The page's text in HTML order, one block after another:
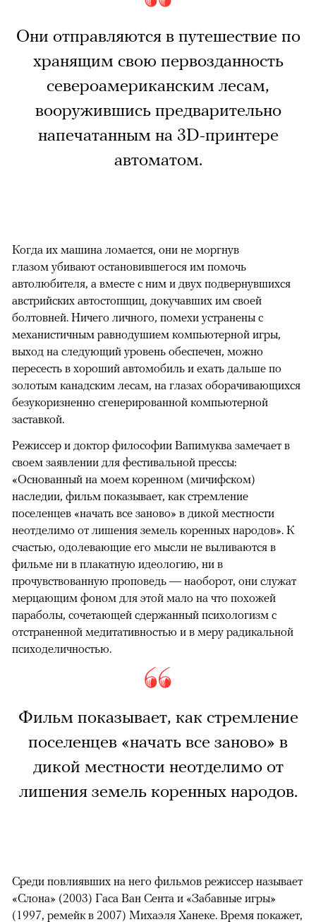
Они отправляются в путешествие по
хранящим свою первозданность
североамериканским лесам,
вооружившись предварительно
напечатанным на 3D-принтере
автоматом.
Когда их машина ломается, они не моргнув
глазом убивают остановившегося им помочь
автолюбителя, а вместе с ним и двух подвернувшихся
австрийских автостопщиц, докучавших им своей
болтовней. Ничего личного, помехи устранены с
механистичным равнодушием компьютерной игры,
выход на следующий уровень обеспечен, можно
пересесть в хороший автомобиль и ехать дальше по
золотым канадским лесам, на глазах оборачивающихся
безукоризненно сгенерированной компьютерной
заставкой.
Режиссер и доктор философии Вапимуква замечает в
своем заявлении для фестивальной прессы:
«Основанный на моем коренном (мичифском)
наследии, фильм показывает, как стремление
поселенцев «начать все заново» в дикой местности
неотделимо от лишения земель коренных народов». К
счастью, одолевающие его мысли не выливаются в
фильме ни в плакатную идеологию, ни в
прочувствованную проповедь — наоборот, они служат
мерцающим фоном для этой мало на что похожей
параболы, сочетающей сдержанный психологизм с
отстраненной медитативностью и в меру радикальной
психоделичностью.
Фильм показывает, как стремление
поселенцев «начать все заново» в
дикой местности неотделимо от
лишения земель коренных народов.
Среди повлиявших на него фильмов режиссер называет
«Слона» (2003) Гаса Ван Сента и «Забавные игры»
(1997, ремейк в 2007) Михаэля Ханеке. Время покажет,